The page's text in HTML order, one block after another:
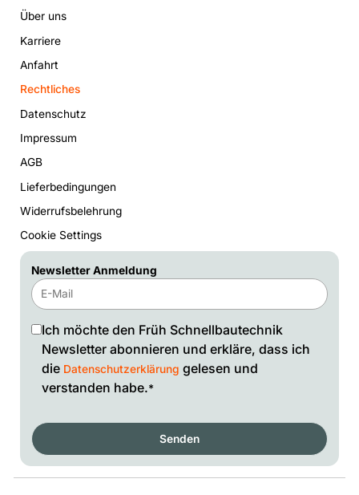
Über uns
Karriere
Anfahrt
Rechtliches
Datenschutz
Impressum
AGB
Lieferbedingungen
Widerrufsbelehrung
Cookie Settings
Newsletter Anmeldung
Ich möchte den Früh Schnellbautechnik
Newsletter abonnieren und erkläre, dass ich
die Datenschutzerklärung gelesen und
verstanden habe.*
Senden